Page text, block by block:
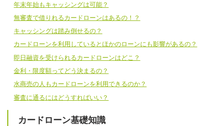
年末年始もキャッシングは可能？
無審査で借りれるカードローンはあるの！？
キャッシングは踏み倒せるの？
カードローンを利用しているとほかのローンにも影響があるの？
即日融資を受けられるカードローンはどこ？
金利・限度額ってどう決まるの？
水商売の人もカードローンを利用できるのか？
審査に通るにはどうすればいい？
カードローン基礎知識